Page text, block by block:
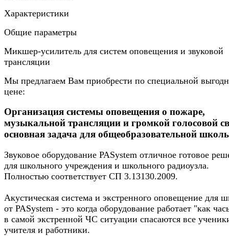
Характеристики
Общие параметры
Микшер-усилитель для систем оповещения и звуковой
трансляции
Мы предлагаем Вам приобрести по специальной
цене:
Организация системы оповещения о пожаре,
музыкальной трансляции и громкой голосовой
основная задача для общеобразовательной
Звуковое оборудование PASystem отличное готовое
для школьного учреждения и школьного радиоузла.
Полностью соответствует СП 3.13130.2009.
Акустическая система и экстренного оповещение для
от PASystem - это когда оборудование работает "как
в самой экстренной ЧС ситуации спасаются все
учителя и работники.